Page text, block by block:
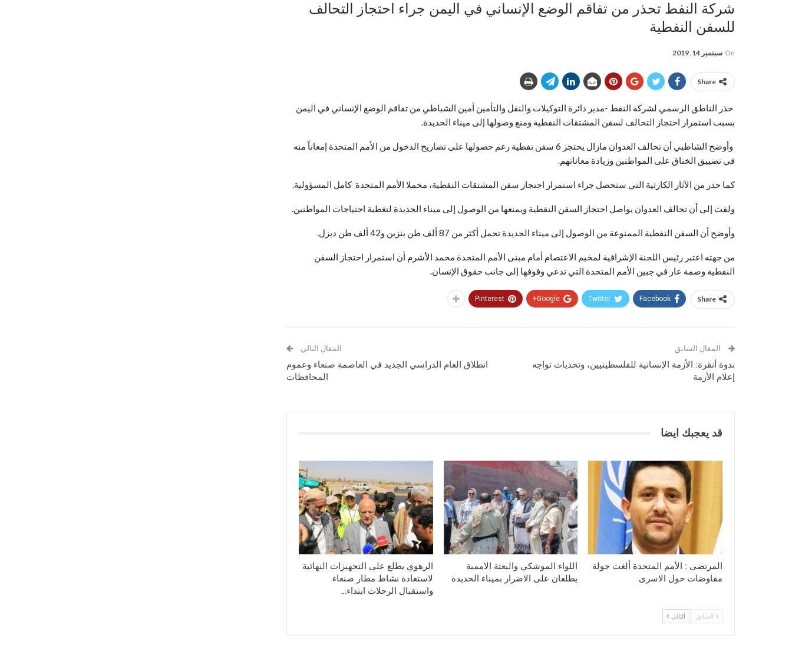
شركة النفط تحذر من تفاقم الوضع الإنساني في اليمن جراء احتجاز التحالف
للسفن النفطية
On سبتمبر 14, 2019
Share
حذر الناطق الرسمي لشركة النفط -مدير دائرة التوكيلات والنقل والتأمين أمين الشباطي من تفاقم الوضع الإنساني في اليمن
بسبب استمرار احتجاز التحالف لسفن المشتقات النفطية ومنع وصولها إلى ميناء الحديدة.
وأوضح الشاطبي أن تحالف العدوان مازال يحتجز 6 سفن نفطية رغم حصولها على تصاريح الدخول من الأمم المتحدة إمعاناً منه
في تضييق الخناق على المواطنين وزيادة معاناتهم.
كما حذر من الآثار الكارثية التي ستحصل جراء استمرار احتجاز سفن المشتقات النفطية، محملا الأمم المتحدة كامل المسؤولية.
ولفت إلى أن تحالف العدوان يواصل احتجاز السفن النفطية ويمنعها من الوصول إلى ميناء الحديدة لتغطية احتياجات المواطنين.
وأوضح أن السفن النفطية الممنوعة من الوصول إلى ميناء الحديدة تحمل أكثر من 87 ألف طن بنزين و42 ألف طن ديزل.
من جهته اعتبر رئيس اللجنة الإشرافية لمخيم الاعتصام أمام مبنى الأمم المتحدة محمد الأشرم أن استمرار احتجاز السفن
النفطية وصمة عار في جبين الأمم المتحدة التي تدعي وقوفها إلى جانب حقوق الإنسان.
Share
Facebook
Twitter
Google+
Pinterest
المقال السابق
ندوة أنقرة: الأزمة الإنسانية للفلسطينيين، وتحديات تواجه
إعلام الأزمة
المقال التالي
انطلاق العام الدراسي الجديد في العاصمة صنعاء وعموم
المحافظات
قد يعجبك ايضا
المرتضى : الأمم المتحدة ألغت جولة
مفاوضات حول الاسرى
اللواء الموشكي والبعثة الاممية
يطلعان على الاضرار بميناء الحديدة
الرهوي يطلع على التجهيزات النهائية
لاستعادة نشاط مطار صنعاء
واستقبال الرحلات ابتداء…
السابق التالي